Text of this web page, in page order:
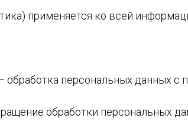
применяется ко всей
обработка персональных данных
обработки персональных